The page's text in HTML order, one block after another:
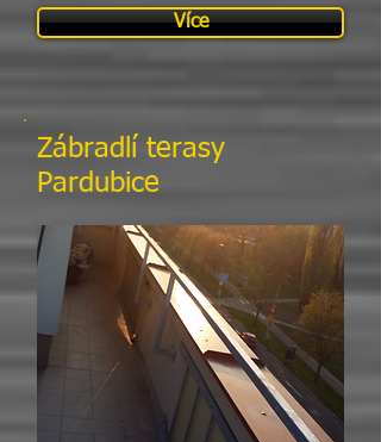
Více
Zábradlí terasy
Pardubice